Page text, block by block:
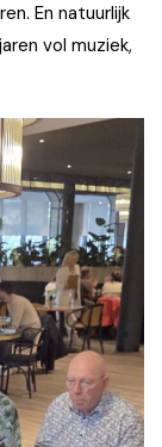
En natuurlijk
vol muziek,